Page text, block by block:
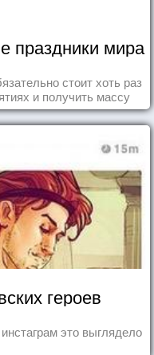
праздники мира
стоит хоть раз
и получить массу
героев
это выглядело